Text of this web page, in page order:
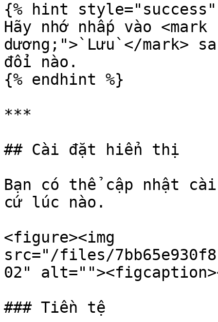
{% hint style="success"
Hãy nhớ nhấp vào
dương;">`Lưu`</mark>
đổi nào.
{% endhint %}
***
## Cài đặt hiển thị
Bạn có thể cập nhật
cứ lúc nào.
<figure><img
src="/files/
02"
### Tiền tệ